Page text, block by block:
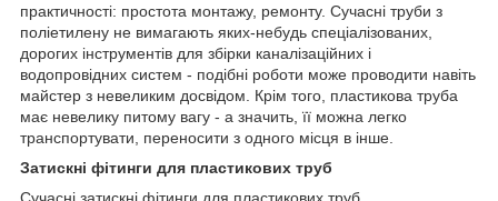
практичності: простота монтажу, ремонту. Сучасні труби з
поліетилену не вимагають яких-небудь спеціалізованих,
дорогих інструментів для збірки каналізаційних і
водопровідних систем - подібні роботи може проводити навіть
майстер з невеликим досвідом. Крім того, пластикова труба
має невелику питому вагу - а значить, її можна легко
транспортувати, переносити з одного місця в інше.
Затискні фітинги для пластикових труб
Сучасні затискні фітинги для пластикових труб